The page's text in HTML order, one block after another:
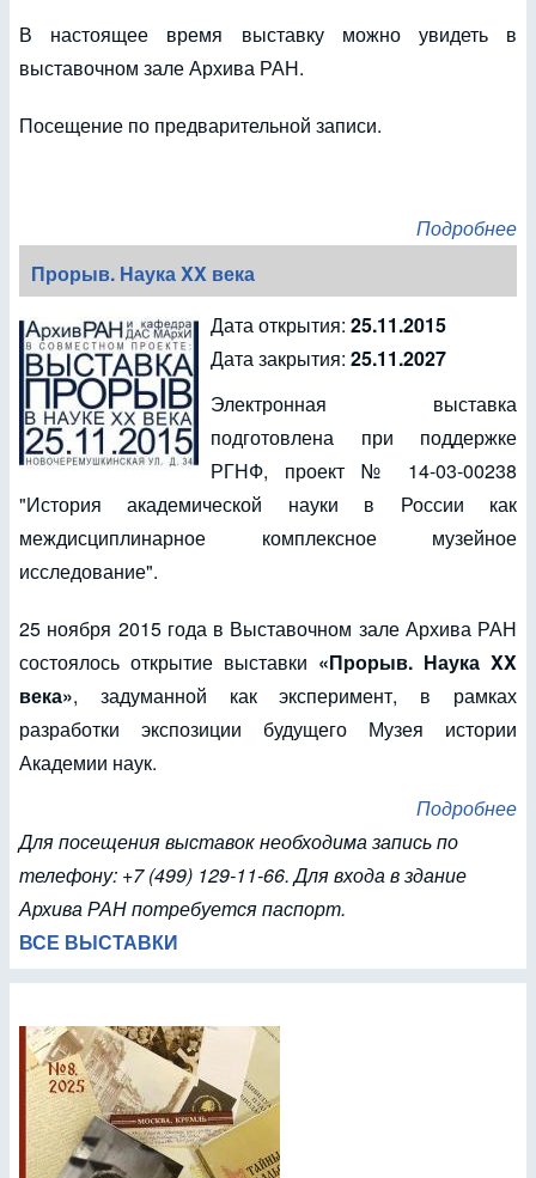
В настоящее время выставку можно увидеть в
выставочном зале Архива РАН.
Посещение по предварительной записи.
Подробнее
Прорыв. Наука XX века
Дата открытия: 25.11.2015
Дата закрытия: 25.11.2027
Электронная выставка
подготовлена при поддержке
РГНФ, проект № 14-03-00238
"История академической науки в России как
междисциплинарное комплексное музейное
исследование".
25 ноября 2015 года в Выставочном зале Архива РАН
состоялось открытие выставки «Прорыв. Наука XX
века», задуманной как эксперимент, в рамках
разработки экспозиции будущего Музея истории
Академии наук.
Подробнее
Для посещения выставок необходима запись по
телефону: +7 (499) 129-11-66. Для входа в здание
Архива РАН потребуется паспорт.
ВСЕ ВЫСТАВКИ